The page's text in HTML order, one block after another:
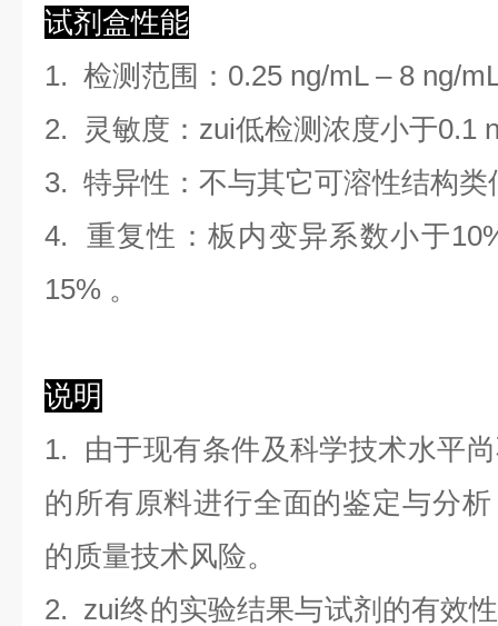
试剂盒性能
1. 检测范围 ： 0.25 ng/mL –8 ng/
2. 灵敏度：zui低检测浓度小于0.1
3. 特异性：不与其它可溶性结构类
4. 重复性：板内变异系数小于10
15% 。
说明
1. 由于现有条件及科学技术水平
的所有原料进行全面的鉴定与分
的质量技术风险。
2. zui终的实验结果与试剂的有效